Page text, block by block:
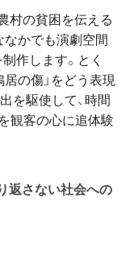
村の貧困を伝える
なかでも演劇空間
作します。とく
居の傷」をどう表現
を駆使して、時間
観客の心に追体験
返さない社会への